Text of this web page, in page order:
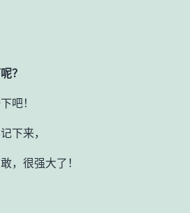
？
吧！
下来，
，很强大了！